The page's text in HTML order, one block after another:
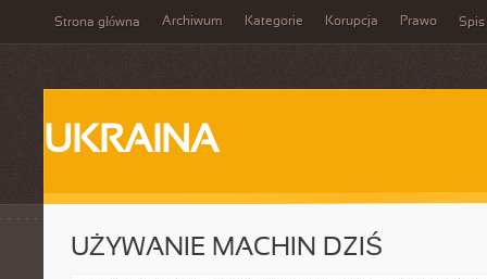
Strona główna Archiwum Kategorie Korupcja Prawo Spis
UKRAINA
UŻYWANIE MACHIN DZIŚ